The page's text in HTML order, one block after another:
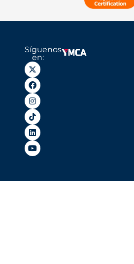
Síguenos
en: